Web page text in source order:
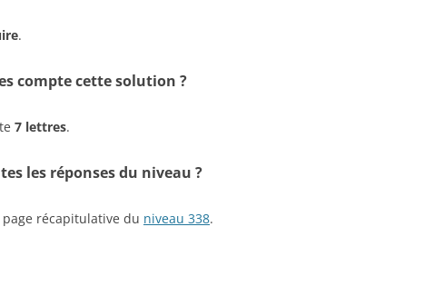
.
compte cette solution ?
7 lettres.
les réponses du niveau ?
récapitulative du niveau 338.